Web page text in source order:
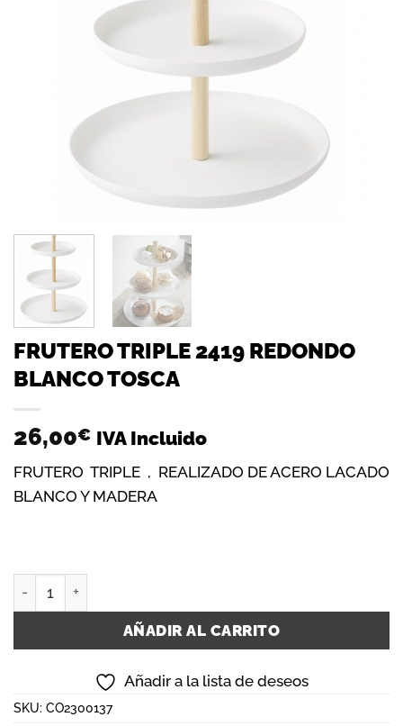
FRUTERO TRIPLE 2419 REDONDO
BLANCO TOSCA
26,00€ IVA Incluido
FRUTERO TRIPLE , REALIZADO DE ACERO LACADO
BLANCO Y MADERA
AÑADIR AL CARRITO
Añadir a la lista de deseos
SKU: CO2300137